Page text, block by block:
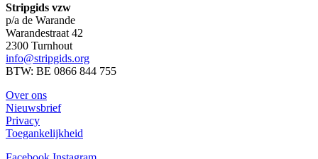
Stripgids vzw
p/a de Warande
Warandestraat 42
2300 Turnhout
info@stripgids.org
BTW: BE 0866 844 755
Over ons
Nieuwsbrief
Privacy
Toegankelijkheid